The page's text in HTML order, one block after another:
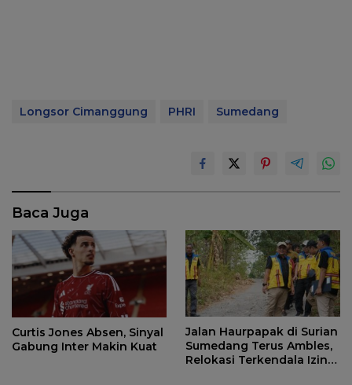
Longsor Cimanggung PHRI Sumedang
Baca Juga
Curtis Jones Absen, Sinyal
Gabung Inter Makin Kuat
Jalan Haurpapak di Surian
Sumedang Terus Ambles,
Relokasi Terkendala Izin